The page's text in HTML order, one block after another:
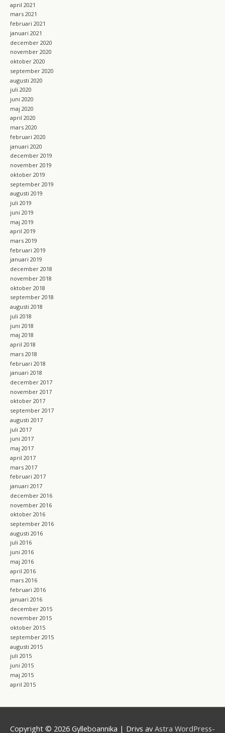
april 2021
mars 2021
februari 2021
januari 2021
december 2020
november 2020
oktober 2020
september 2020
augusti 2020
juli 2020
juni 2020
maj 2020
april 2020
mars 2020
februari 2020
januari 2020
december 2019
november 2019
oktober 2019
september 2019
augusti 2019
juli 2019
juni 2019
maj 2019
april 2019
mars 2019
februari 2019
januari 2019
december 2018
november 2018
oktober 2018
september 2018
augusti 2018
juli 2018
juni 2018
maj 2018
april 2018
mars 2018
februari 2018
januari 2018
december 2017
november 2017
oktober 2017
september 2017
augusti 2017
juli 2017
juni 2017
maj 2017
april 2017
mars 2017
februari 2017
januari 2017
december 2016
november 2016
oktober 2016
september 2016
augusti 2016
juli 2016
juni 2016
maj 2016
april 2016
mars 2016
februari 2016
januari 2016
december 2015
november 2015
oktober 2015
september 2015
augusti 2015
juli 2015
juni 2015
maj 2015
april 2015
Copyright © 2026 Gylleboannika | Drivs av Astra WordPress-